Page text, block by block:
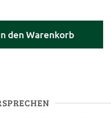
den Warenkorb